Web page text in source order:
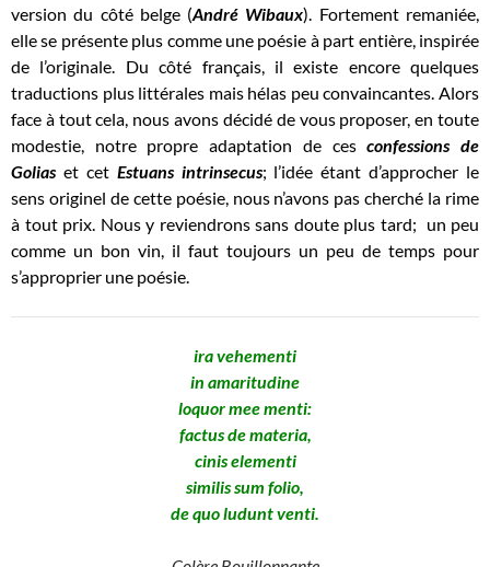
version du côté belge (André Wibaux). Fortement remaniée,
elle se présente plus comme une poésie à part entière, inspirée
de l’originale. Du côté français, il existe encore quelques
traductions plus littérales mais hélas peu convaincantes. Alors
face à tout cela, nous avons décidé de vous proposer, en toute
modestie, notre propre adaptation de cesconfessions de
Goliaset cet Estuans intrinsecus; l’idée étant d’approcher le
sens originel de cette poésie, nous n’avons pas cherché la rime
à tout prix. Nous y reviendrons sans doute plus tard; un peu
comme un bon vin, il faut toujours un peu de temps pour
s’approprier une poésie.
ira vehementi
in amaritudine
loquor mee menti:
factus de materia,
cinis elementi
similis sum folio,
de quo ludunt venti.